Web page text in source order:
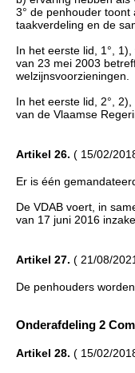
3° de penhouder
taakverdeling en de
In het eerste lid, 1°,
van 23 mei 2003
welzijnsvoorzieningen.
In het eerste lid, 2°,
van de Vlaamse
Artikel 26. ( 15/02/
Er is één
De VDAB voert, in
van 17 juni 2016
Artikel 27. ( 21/08/
De penhouders
Onderafdeling 2
Artikel 28. ( 15/02/